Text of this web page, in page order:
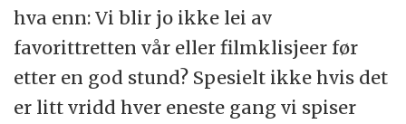
hva enn: Vi blir jo ikke lei av
favorittretten vår eller filmklisjeer før
etter en god stund? Spesielt ikke hvis det
er litt vridd hver eneste gang vi spiser